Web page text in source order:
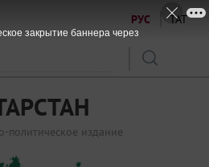
РУС ТАТ
политическое издание
закрытие баннера через